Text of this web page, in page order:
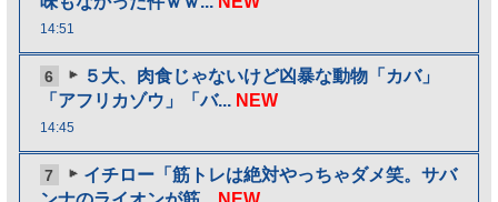
14:51
6
５大、肉食じゃないけど凶暴な動物「カバ」
「アフリカゾウ」「バ... NEW
14:45
7
イチロー「筋トレは絶対やっちゃダメ笑。サバ